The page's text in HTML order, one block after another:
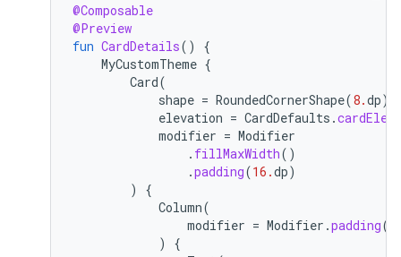
@Composable
@Preview
fun CardDetails()
{
MyCustomTheme {
Card(
shape = RoundedCornerShape(8.dp),
elevation = CardDefaults .
modifier = Modifier
. fillMaxWidth()
.padding(16.dp)
)
{
Column(
modifier = Modifier .padding(
)
{